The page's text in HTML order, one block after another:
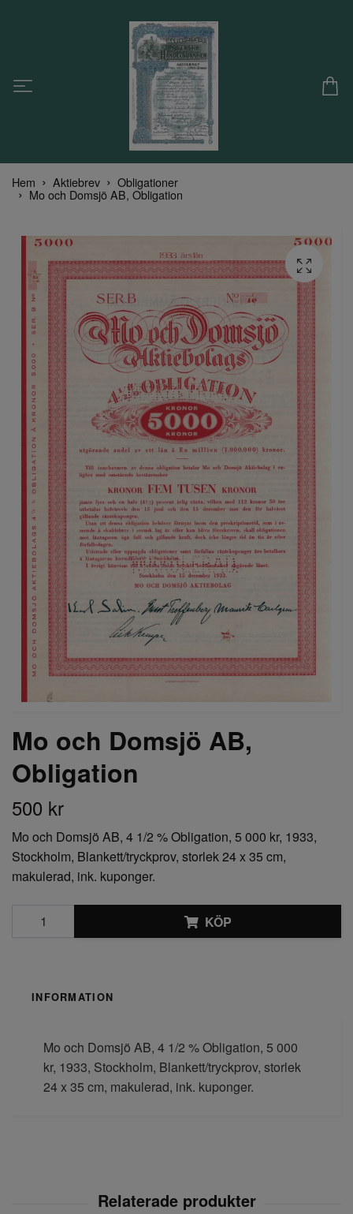
Hem Aktiebrev Obligationer
Mo och Domsjö AB, Obligation
Mo och Domsjö AB,
Obligation
500 kr
Mo och Domsjö AB, 4 1/2 % Obligation, 5 000 kr, 1933,
Stockholm, Blankett/tryckprov, storlek 24 x 35 cm,
makulerad, ink. kuponger.
KÖP
INFORMATION
Mo och Domsjö AB, 4 1/2 % Obligation, 5 000
kr, 1933, Stockholm, Blankett/tryckprov, storlek
24 x 35 cm, makulerad, ink. kuponger.